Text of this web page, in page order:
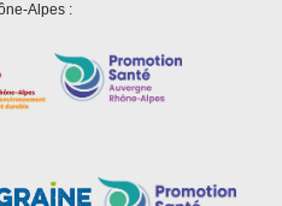
Alpes :